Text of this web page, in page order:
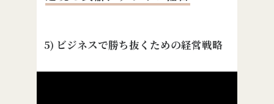
5) ビジネスで勝ち抜くための経営戦略